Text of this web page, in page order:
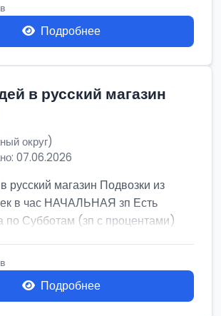
Подробнее
в русский магазин
округ)
07.06.2026
магазин Подвозки из
в час НАЧАЛЬНАЯ зп Есть
по Субботам (зп с процентами)
Подробнее